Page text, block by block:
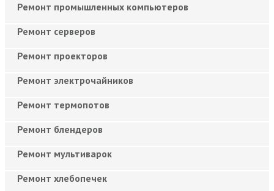
Ремонт промышленных компьютеров
Ремонт серверов
Ремонт проекторов
Ремонт электрочайников
Ремонт термопотов
Ремонт блендеров
Ремонт мультиварок
Ремонт хлебопечек